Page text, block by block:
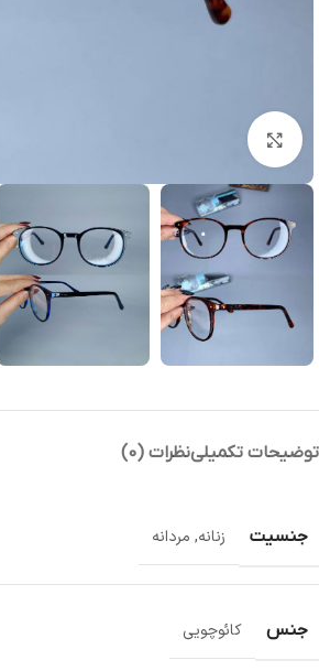
توضیحات تکمیلینظرات (0)
جنسیت زنانه, مردانه
جنس کائوچویی